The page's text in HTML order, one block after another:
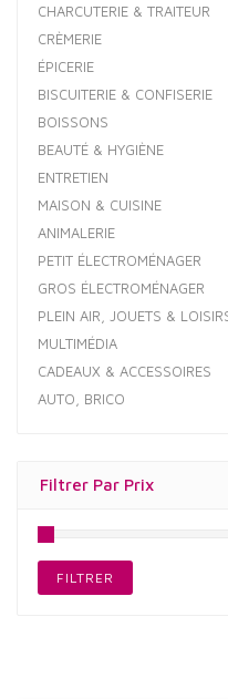
CHARCUTERIE & TRAITEUR
CRÈMERIE
ÉPICERIE
BISCUITERIE & CONFISERIE
BOISSONS
BEAUTÉ & HYGIÈNE
ENTRETIEN
MAISON & CUISINE
ANIMALERIE
PETIT ÉLECTROMÉNAGER
GROS ÉLECTROMÉNAGER
PLEIN AIR, JOUETS &
MULTIMÉDIA
CADEAUX & ACCESSOIRES
AUTO, BRICO
Filtrer Par Prix
FILTRER